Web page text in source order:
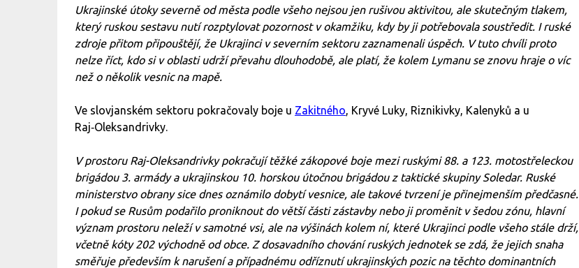
Ukrajinské útoky severně od města podle všeho nejsou jen rušivou aktivitou, ale skutečným tlakem,
který ruskou sestavu nutí rozptylovat pozornost v okamžiku, kdy by ji potřebovala soustředit. I ruské
zdroje přitom připouštějí, že Ukrajinci v severním sektoru zaznamenali úspěch. V tuto chvíli proto
nelze říct, kdo si v oblasti udrží převahu dlouhodobě, ale platí, že kolem Lymanu se znovu hraje o víc
než o několik vesnic na mapě.
Ve slovjanském sektoru pokračovaly boje u Zakitného, Kryvé Luky, Riznikivky, Kalenyků a u
Raj‑Oleksandrivky.
V prostoru Raj-Oleksandrivky pokračují těžké zákopové boje mezi ruskými 88. a 123. motostřeleckou
brigádou 3. armády a ukrajinskou 10. horskou útočnou brigádou z taktické skupiny Soledar. Ruské
ministerstvo obrany sice dnes oznámilo dobytí vesnice, ale takové tvrzení je přinejmenším předčasné.
I pokud se Rusům podařilo proniknout do větší části zástavby nebo ji proměnit v šedou zónu, hlavní
význam prostoru neleží v samotné vsi, ale na výšinách kolem ní, které Ukrajinci podle všeho stále drží,
včetně kóty 202 východně od obce. Z dosavadního chování ruských jednotek se zdá, že jejich snaha
směřuje především k narušení a případnému odříznutí ukrajinských pozic na těchto dominantních